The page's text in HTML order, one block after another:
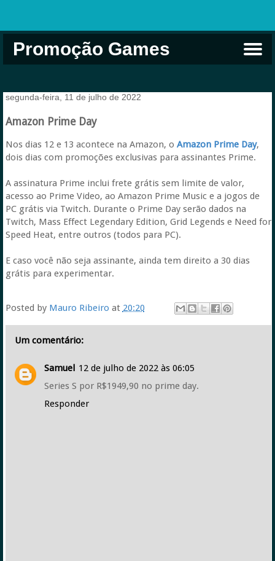
Promoção Games
segunda-feira, 11 de julho de 2022
Amazon Prime Day
Nos dias 12 e 13 acontece na Amazon, o Amazon Prime Day,
dois dias com promoções exclusivas para assinantes Prime.
A assinatura Prime inclui frete grátis sem limite de valor,
acesso ao Prime Video, ao Amazon Prime Music e a jogos de
PC grátis via Twitch. Durante o Prime Day serão dados na
Twitch, Mass Effect Legendary Edition, Grid Legends e Need for
Speed Heat, entre outros (todos para PC).
E caso você não seja assinante, ainda tem direito a 30 dias
grátis para experimentar.
Posted by Mauro Ribeiro at 20:20
Um comentário:
Samuel 12 de julho de 2022 às 06:05
Series S por R$1949,90 no prime day.
Responder